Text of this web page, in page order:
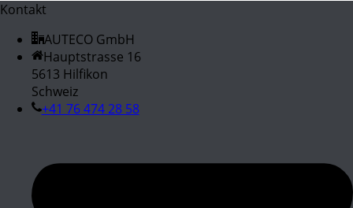
Kontakt
AUTECO GmbH
Hauptstrasse 16
5613 Hilfikon
Schweiz
+41 76 474 28 58